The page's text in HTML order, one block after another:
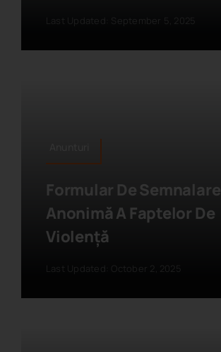
Formular De Semnalare
Anonimă A Faptelor De
Violență
Last Updated: October 2, 2025